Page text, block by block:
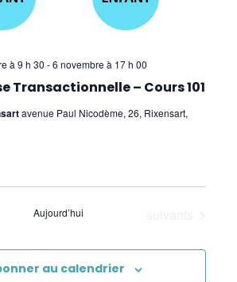
Transactionnelle – Cours 101
à 9 h 30 -6 novembre à 17 h 00
avenue Paul Nicodème, 26, Rixensart,
Aujourd’hui
au calendrier